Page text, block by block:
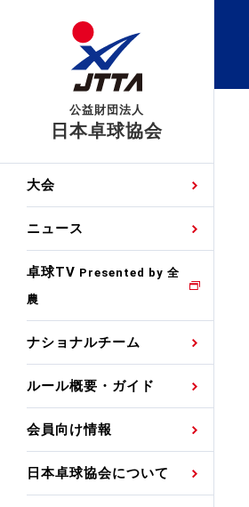
公益財団法人
日本卓球協会
大会
ニュース
卓球TV Presented by 全
農
ナショナルチーム
ルール概要・ガイド
会員向け情報
日本卓球協会について